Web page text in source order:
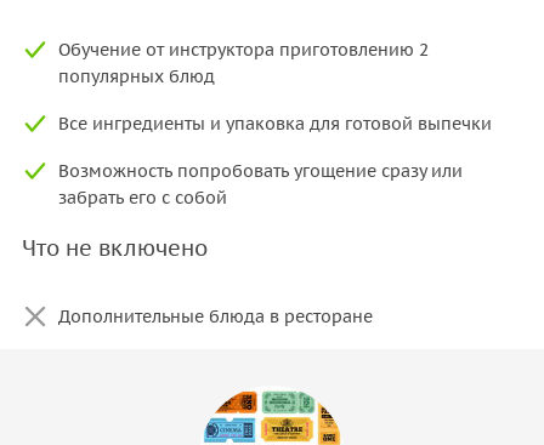
Обучение от инструктора приготовлению 2
популярных блюд
Все ингредиенты и упаковка для готовой выпечки
Возможность попробовать угощение сразу или
забрать его с собой
Что не включено
Дополнительные блюда в ресторане